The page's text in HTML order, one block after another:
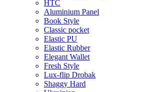
HTC
Aluminium Panel
Book Style
Classic pocket
Elastic PU
Elastic Rubber
Elegant Wallet
Fresh Style
Lux-flip Drobak
Shaggy Hard